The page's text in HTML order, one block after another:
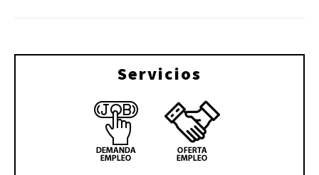
Servicios